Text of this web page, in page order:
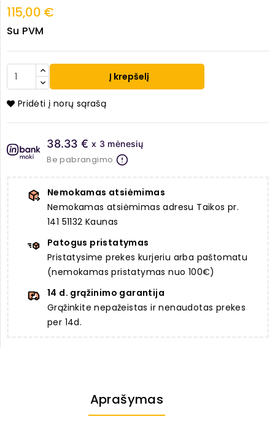
115,00 €
Su PVM
Į krepšelį
Pridėti į norų sąrašą
38.33 € x 3 mėnesių
Be pabrangimo
Nemokamas atsiėmimas
Nemokamas atsiėmimas adresu Taikos pr.
141 51132 Kaunas
Patogus pristatymas
Pristatysime prekes kurjeriu arba paštomatu
(nemokamas pristatymas nuo 100€)
14 d. grąžinimo garantija
Grąžinkite nepažeistas ir nenaudotas prekes
per 14d.
Aprašymas